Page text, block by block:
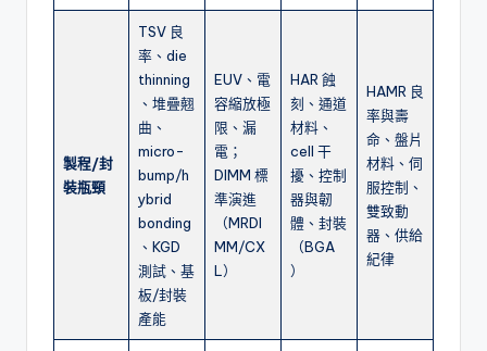
製程/封
裝瓶頸
TSV 良
率、die
thinning
、堆疊翹
曲、
micro-
bump/h
ybrid
bonding
、KGD
測試、基
板/封裝
產能
EUV、電
容縮放極
限、漏
電；
DIMM 標
準演進
（MRDI
MM/CX
L）
HAR 蝕
刻、通道
材料、
cell 干
擾、控制
器與韌
體、封裝
（BGA
）
HAMR 良
率與壽
命、盤片
材料、伺
服控制、
雙致動
器、供給
紀律